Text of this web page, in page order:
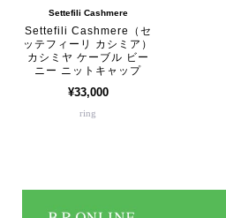
Settefili Cashmere
Settefili Cashmere（セ
ッテフィーリ カシミア）
カシミヤ ケーブル ビー
ニー ニットキャップ
¥33,000
ring